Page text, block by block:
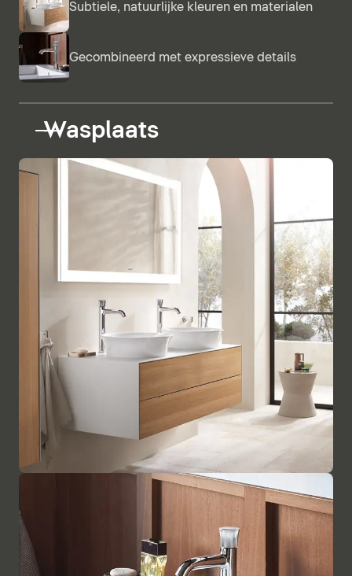
Subtiele, natuurlijke kleuren en materialen
Gecombineerd met expressieve details
Wasplaats